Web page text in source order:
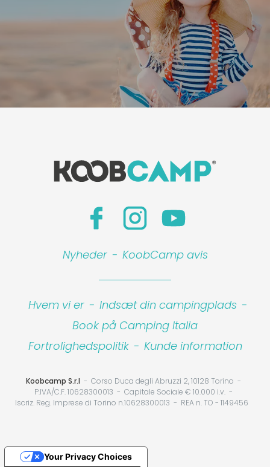
Nyheder - KoobCamp avis
Hvem vi er - Indsæt din campingplads -
Book på Camping Italia
Fortrolighedspolitik - Kunde information
Koobcamp S.r.l
Corso Duca degli Abruzzi 2, 10128 Torino
P.IVA/C.F. 10628300013
Capitale Sociale € 10.000 i.v.
Iscriz. Reg. Imprese di Torino n.10628300013
REA n. TO - 1149456
Your Privacy Choices